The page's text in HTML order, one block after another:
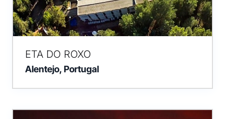
ETA DO ROXO
Alentejo, Portugal